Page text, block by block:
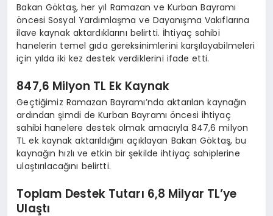
Bakan Göktaş, her yıl Ramazan ve Kurban Bayramı
öncesi Sosyal Yardımlaşma ve Dayanışma Vakıflarına
ilave kaynak aktardıklarını belirtti. İhtiyaç sahibi
hanelerin temel gıda gereksinimlerini karşılayabilmeleri
için yılda iki kez destek verdiklerini ifade etti.
847,6 Milyon TL Ek Kaynak
Geçtiğimiz Ramazan Bayramı’nda aktarılan kaynağın
ardından şimdi de Kurban Bayramı öncesi ihtiyaç
sahibi hanelere destek olmak amacıyla 847,6 milyon
TL ek kaynak aktarıldığını açıklayan Bakan Göktaş, bu
kaynağın hızlı ve etkin bir şekilde ihtiyaç sahiplerine
ulaştırılacağını belirtti.
Toplam Destek Tutarı 6,8 Milyar TL’ye
Ulaştı